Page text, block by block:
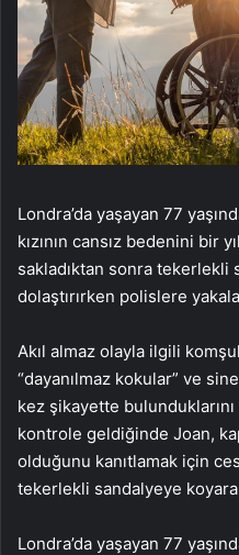
Londra’da yaşayan 77
kızının cansız bedenini bir
sakladıktan sonra
dolaştırırken polislere
Akıl almaz olayla ilgili
“dayanılmaz kokular” ve
kez şikayette
kontrole geldiğinde Joan,
olduğunu kanıtlamak için
tekerlekli sandalyeye koyarak
Londra’da yaşayan 77